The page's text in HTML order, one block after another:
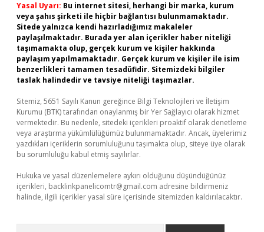
Yasal Uyarı: Bu internet sitesi, herhangi bir marka, kurum
veya şahıs şirketi ile hiçbir bağlantısı bulunmamaktadır.
Sitede yalnızca kendi hazırladığımız makaleler
paylaşılmaktadır. Burada yer alan içerikler haber niteliği
taşımamakta olup, gerçek kurum ve kişiler hakkında
paylaşım yapılmamaktadır. Gerçek kurum ve kişiler ile isim
benzerlikleri tamamen tesadüfidir. Sitemizdeki bilgiler
taslak halindedir ve tavsiye niteliği taşımazlar.
Sitemiz, 5651 Sayılı Kanun gereğince Bilgi Teknolojileri ve İletişim
Kurumu (BTK) tarafından onaylanmış bir Yer Sağlayıcı olarak hizmet
vermektedir. Bu nedenle, sitedeki içerikleri proaktif olarak denetleme
veya araştırma yükümlülüğümüz bulunmamaktadır. Ancak, üyelerimiz
yazdıkları içeriklerin sorumluluğunu taşımakta olup, siteye üye olarak
bu sorumluluğu kabul etmiş sayılırlar.
Hukuka ve yasal düzenlemelere aykırı olduğunu düşündüğünüz
içerikleri, backlinkpanelicomtr@gmail.com adresine bildirmeniz
halinde, ilgili içerikler yasal süre içerisinde sitemizden kaldırılacaktır.